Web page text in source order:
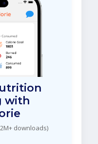
with
downloads)